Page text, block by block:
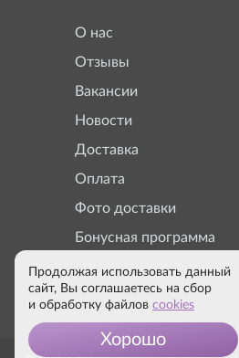
О нас
Отзывы
Вакансии
Новости
Доставка
Оплата
Фото доставки
Бонусная программа
Продолжая использовать данный
сайт, Вы соглашаетесь на сбор
и обработку файлов cookies
Хорошо